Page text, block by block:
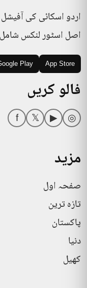
اردو اسکائی کی
اصل اسٹور لنکس
App Store
Play
فالو کریں
◎
▶
𝕏
f
مزید
صفحہ اول
تازہ ترین
پاکستان
دنیا
کھیل